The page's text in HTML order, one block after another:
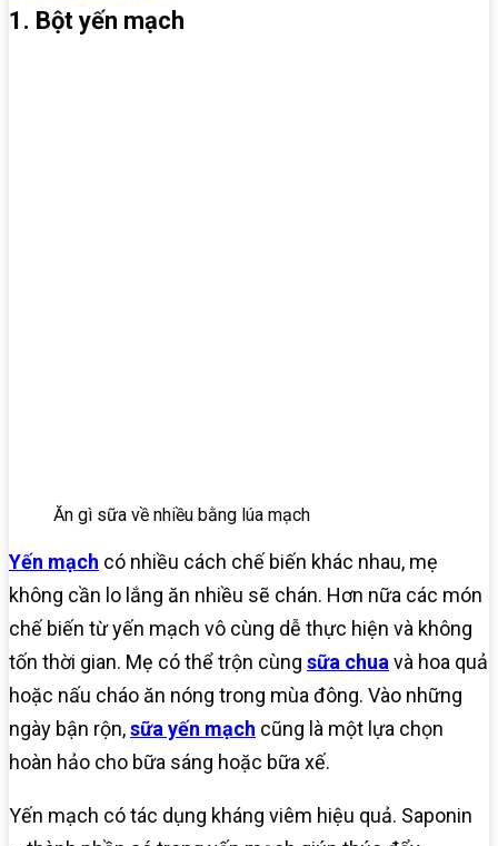
1. Bột yến mạch
Ăn gì sữa về nhiều bằng lúa mạch
Yến mạch có nhiều cách chế biến khác nhau, mẹ
không cần lo lắng ăn nhiều sẽ chán. Hơn nữa các món
chế biến từ yến mạch vô cùng dễ thực hiện và không
tốn thời gian. Mẹ có thể trộn cùng sữa chuavà hoa quả
hoặc nấu cháo ăn nóng trong mùa đông. Vào những
ngày bận rộn,sữa yến mạch cũng là một lựa chọn
hoàn hảo cho bữa sáng hoặc bữa xế.
Yến mạch có tác dụng kháng viêm hiệu quả. Saponin